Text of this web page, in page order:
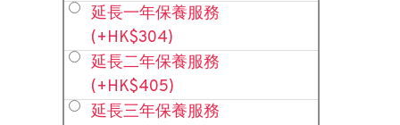
延長一年保養服務
(+HK$304)
延長二年保養服務
(+HK$405)
延長三年保養服務